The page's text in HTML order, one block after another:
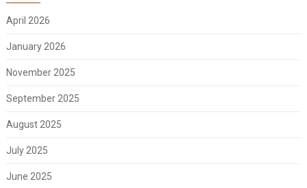
April 2026
January 2026
November 2025
September 2025
August 2025
July 2025
June 2025